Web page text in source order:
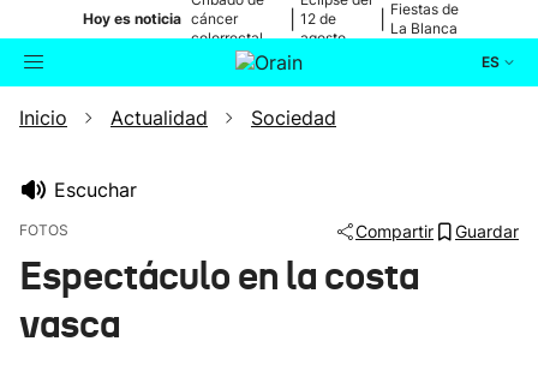
Hoy es noticia cáncer
colorrectal
12 de
agosto
Fiestas de
La Blanca
ES
Buscador Actualidad
Inicio Actualidad Sociedad
Escuchar
FOTOS Compartir Guardar
Espectáculo en la costa
vasca